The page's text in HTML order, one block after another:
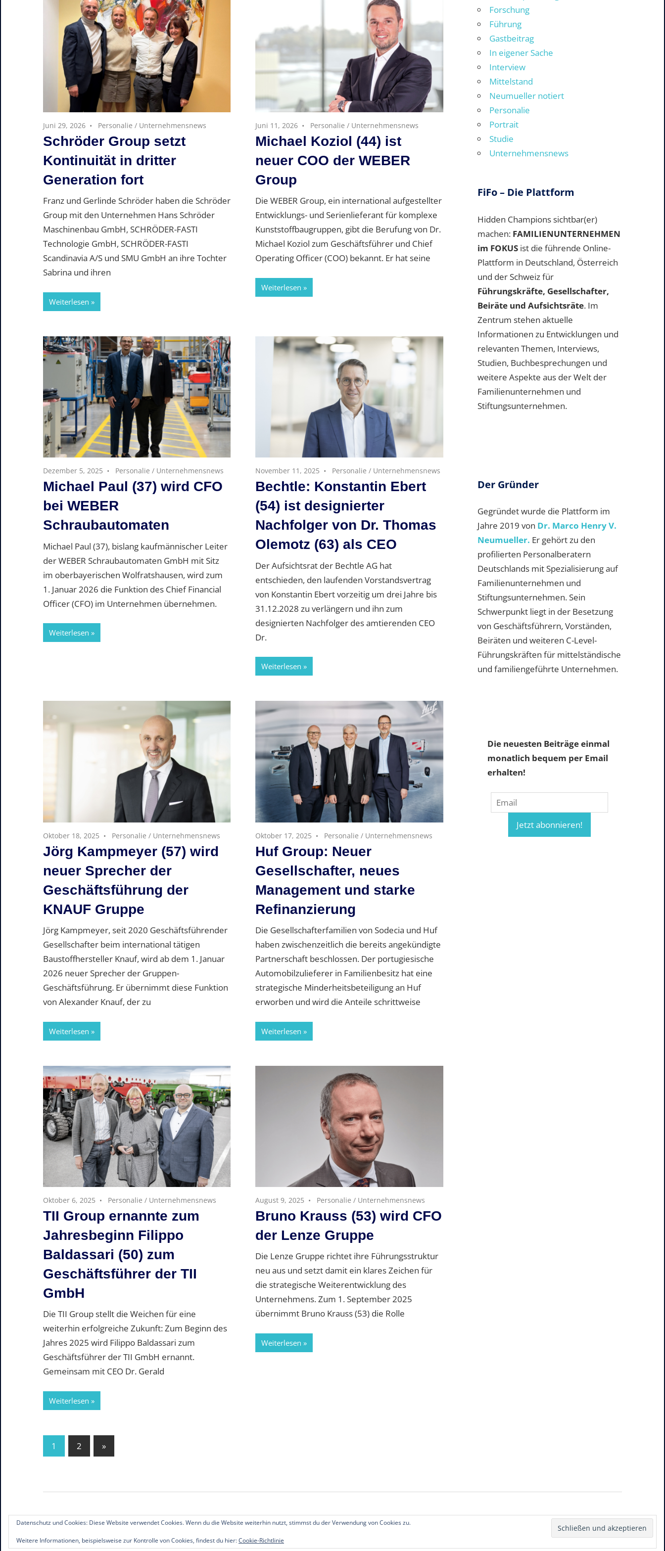
Juni 29, 2026 Personalie / Unternehmensnews
Schröder Group setzt
Kontinuität in dritter
Generation fort
Franz und Gerlinde Schröder haben die Schröder
Group mit den Unternehmen Hans Schröder
Maschinenbau GmbH, SCHRÖDER-FASTI
Technologie GmbH, SCHRÖDER-FASTI
Scandinavia A/S und SMU GmbH an ihre Tochter
Sabrina und ihren
Weiterlesen
Juni 11, 2026 Personalie / Unternehmensnews
Michael Koziol (44) ist
neuer COO der WEBER
Group
Die WEBER Group, ein international aufgestellter
Entwicklungs- und Serienlieferant für komplexe
Kunststoffbaugruppen, gibt die Berufung von Dr.
Michael Koziol zum Geschäftsführer und Chief
Operating Officer (COO) bekannt. Er hat seine
Weiterlesen
Dezember 5, 2025 Personalie / Unternehmensnews
Michael Paul (37) wird CFO
bei WEBER
Schraubautomaten
Michael Paul (37), bislang kaufmännischer Leiter
der WEBER Schraubautomaten GmbH mit Sitz
im oberbayerischen Wolfratshausen, wird zum
1. Januar 2026 die Funktion des Chief Financial
Officer (CFO) im Unternehmen übernehmen.
Weiterlesen
November 11, 2025 Personalie / Unternehmensnews
Bechtle: Konstantin Ebert
(54) ist designierter
Nachfolger von Dr. Thomas
Olemotz (63) als CEO
Der Aufsichtsrat der Bechtle AG hat
entschieden, den laufenden Vorstandsvertrag
von Konstantin Ebert vorzeitig um drei Jahre bis
31.12.2028 zu verlängern und ihn zum
designierten Nachfolger des amtierenden CEO
Dr.
Weiterlesen
Oktober 18, 2025 Personalie / Unternehmensnews
Jörg Kampmeyer (57) wird
neuer Sprecher der
Geschäftsführung der
KNAUF Gruppe
Jörg Kampmeyer, seit 2020 Geschäftsführender
Gesellschafter beim international tätigen
Baustoffhersteller Knauf, wird ab dem 1. Januar
2026 neuer Sprecher der Gruppen-
Geschäftsführung. Er übernimmt diese Funktion
von Alexander Knauf, der zu
Weiterlesen
Oktober 17, 2025 Personalie / Unternehmensnews
Huf Group: Neuer
Gesellschafter, neues
Management und starke
Refinanzierung
Die Gesellschafterfamilien von Sodecia und Huf
haben zwischenzeitlich die bereits angekündigte
Partnerschaft beschlossen. Der portugiesische
Automobilzulieferer in Familienbesitz hat eine
strategische Minderheitsbeteiligung an Huf
erworben und wird die Anteile schrittweise
Weiterlesen
Oktober 6, 2025 Personalie / Unternehmensnews
TII Group ernannte zum
Jahresbeginn Filippo
Baldassari (50) zum
Geschäftsführer der TII
GmbH
Die TII Group stellt die Weichen für eine
weiterhin erfolgreiche Zukunft: Zum Beginn des
Jahres 2025 wird Filippo Baldassari zum
Geschäftsführer der TII GmbH ernannt.
Gemeinsam mit CEO Dr. Gerald
Weiterlesen
August 9, 2025 Personalie / Unternehmensnews
Bruno Krauss (53) wird CFO
der Lenze Gruppe
Die Lenze Gruppe richtet ihre Führungsstruktur
neu aus und setzt damit ein klares Zeichen für
die strategische Weiterentwicklung des
Unternehmens. Zum 1. September 2025
übernimmt Bruno Krauss (53) die Rolle
Weiterlesen
Seitennummerierung
1 2
Nächste
Beiträge
»
Forschung
Führung
Gastbeitrag
In eigener Sache
Interview
Mittelstand
Neumueller notiert
Personalie
Portrait
Studie
Unternehmensnews
FiFo – Die Plattform
Hidden Champions sichtbar(er)
machen: FAMILIENUNTERNEHMEN
im FOKUS ist die führende Online-
Plattform in Deutschland, Österreich
und der Schweiz für
Führungskräfte, Gesellschafter,
Beiräte und Aufsichtsräte. Im
Zentrum stehen aktuelle
Informationen zu Entwicklungen und
relevanten Themen, Interviews,
Studien, Buchbesprechungen und
weitere Aspekte aus der Welt der
Familienunternehmen und
Stiftungsunternehmen.
Der Gründer
Gegründet wurde die Plattform im
Jahre 2019 von Dr. Marco Henry V.
Neumueller. Er gehört zu den
profilierten Personalberatern
Deutschlands mit Spezialisierung auf
Familienunternehmen und
Stiftungsunternehmen. Sein
Schwerpunkt liegt in der Besetzung
von Geschäftsführern, Vorständen,
Beiräten und weiteren C-Level-
Führungskräften für mittelständische
und familiengeführte Unternehmen.
Die neuesten Beiträge einmal
monatlich bequem per Email
erhalten!
© 2019-2026 Familienunternehmen.eu. Alle Rechte vorbehalten.
Datenschutz und Cookies: Diese Website verwendet Cookies. Wenn du die Website weiterhin nutzt, stimmst du der Verwendung von Cookies zu.
Weitere Informationen, beispielsweise zur Kontrolle von Cookies, findest du hier:Cookie-Richtlinie